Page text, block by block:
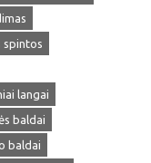
spintos
langai
baldai
baldai